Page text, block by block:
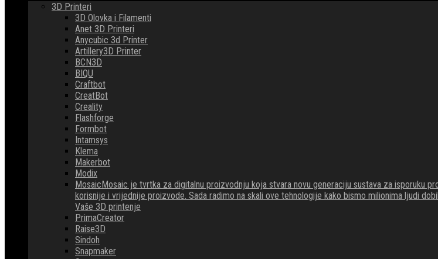
3D Printeri
3D Olovka i Filamenti
Anet 3D Printeri
Anycubic 3d Printer
Artillery3D Printer
BCN3D
BIQU
Craftbot
CreatBot
Creality
Flashforge
Formbot
Intamsys
Klema
Makerbot
Modix
MosaicMosaic je tvrtka za digitalnu proizvodnju koja stvara novu generaciju sustava za isporuku
korisnije i vrijednije proizvode. Sada radimo na skali ove tehnologije kako bismo milionima ljudi
Vaše 3D printenje
PrimaCreator
Raise3D
Sindoh
Snapmaker